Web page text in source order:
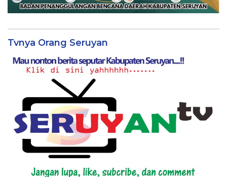
Tvnya Orang Seruyan